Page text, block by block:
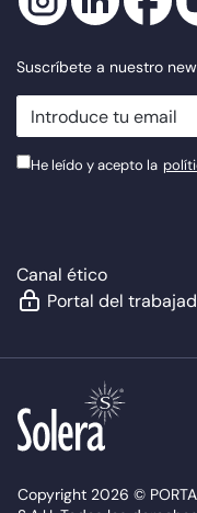
Suscríbete a nuestro
newsletter.suscribe
He leído y acepto la
Canal ético
Portal del
Copyright 2026 ©